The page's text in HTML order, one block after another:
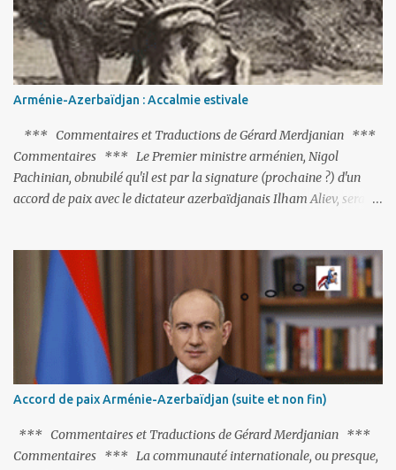
Arménie-Azerbaïdjan : Accalmie estivale
*** Commentaires et Traductions de Gérard Merdjanian ***
Commentaires *** Le Premier ministre arménien, Nigol
Pachinian, obnubilé qu'il est par la signature (prochaine ?) d'un
accord de paix avec le dictateur azerbaïdjanais Ilham Aliev, serait
C'est hélas fort peu probable ; l'Histoire ou la Littérature ne sont
pas ses points forts, pas plus d'ailleurs que les négociations avec le
tandem turco-azéri. Faisant fi de tout ce qui précède la chute de
l'URSS, il est exclusivement intéressé par ce qu'il nomme «
l'Arménie réelle ». Même les trois présidents qu'ils l'ont précédés ne
trouvent pas grâce à ses yeux, les traitant de tous les noms, avant
de les traîner en justice. Et comme les politiciens ne lui suffisent
pas, il s'attaque aux dignitaires de l'Église arménienne, les...
Accord de paix Arménie-Azerbaïdjan (suite et non fin)
*** Commentaires et Traductions de Gérard Merdjanian ***
Commentaires *** La communauté internationale, ou presque,